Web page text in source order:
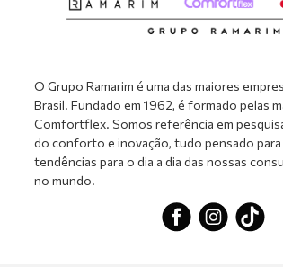
O Grupo Ramarim é uma das maiores
Brasil. Fundado em 1962, é formado pelas
Comfortflex. Somos referência em
do conforto e inovação, tudo pensado para
tendências para o dia a dia das nossas
no mundo.